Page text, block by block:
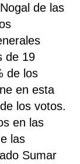
de las
de 19
de los
en esta
los votos.
en las
las
Sumar